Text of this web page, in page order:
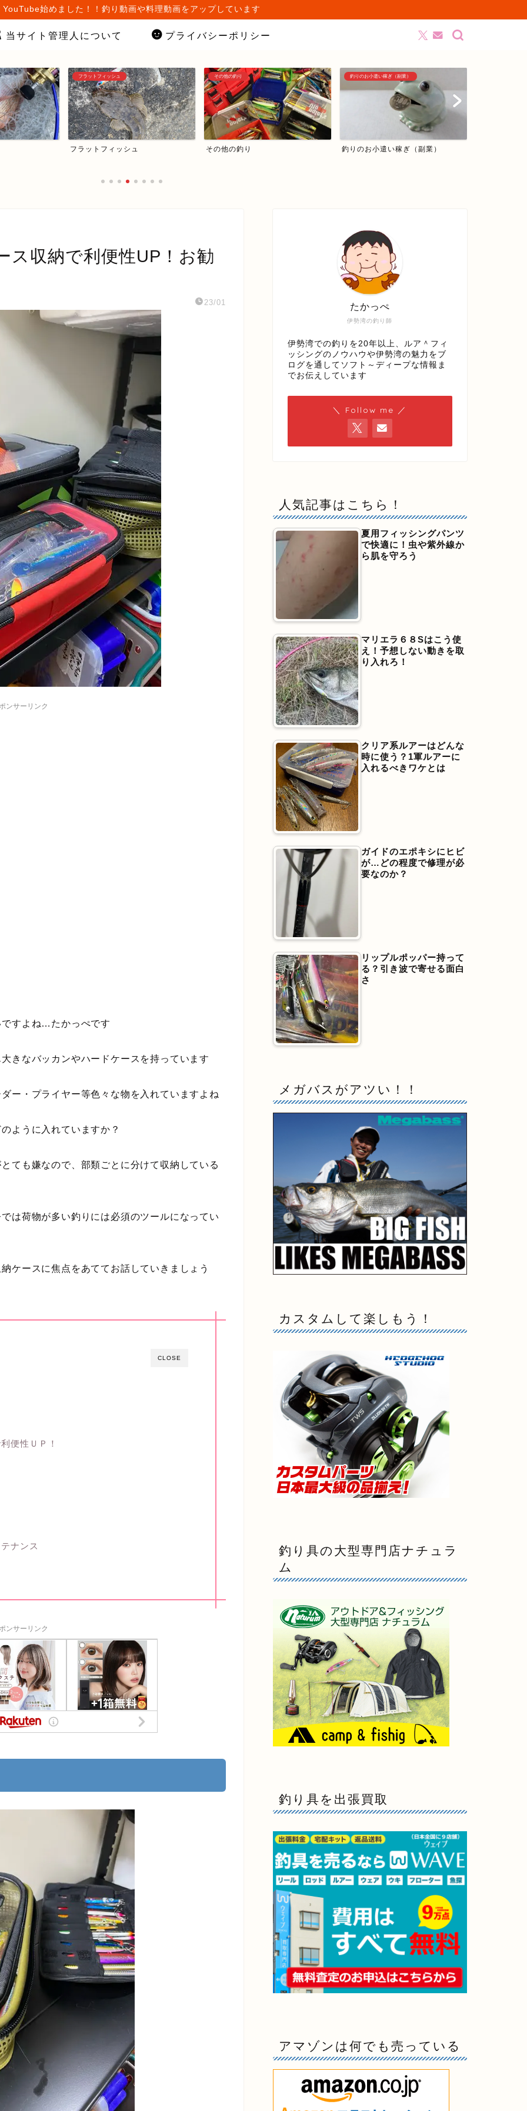
YouTube始めました！！釣り動画や料理動画をアップしています
当サイト管理人について プライバシーポリシー
フラットフィッシュ
フラットフィッシュ
その他の釣り
その他の釣り
釣りのお小遣い稼ぎ（副業）
釣りのお小遣い稼ぎ（副業）
ス収納で利便性UP！お勧
23/01
ンサーリンク
すよね…たかっぺです
きなバッカンやハードケースを持っています
ー・プライヤー等色々な物を入れていますよね
ように入れていますか？
ても嫌なので、部類ごとに分けて収納している
は荷物が多い釣りには必須のツールになってい
ケースに焦点をあててお話していきましょう
CLOSE
便性ＵＰ！
ナンス
ンサーリンク
伊勢湾の釣り師
たかっぺ
伊勢湾での釣りを20年以上、ルア＾フィ
ッシングのノウハウや伊勢湾の魅力をブ
ログを通してソフト～ディープな情報ま
でお伝えしています
＼ Follow me ／
人気記事はこちら！
夏用フィッシングパンツ
で快適に！虫や紫外線か
ら肌を守ろう
マリエラ６８Sはこう使
え！予想しない動きを取
り入れろ！
クリア系ルアーはどんな
時に使う？1軍ルアーに
入れるべきワケとは
ガイドのエポキシにヒビ
が…どの程度で修理が必
要なのか？
リップルポッパー持って
る？引き波で寄せる面白
さ
メガバスがアツい！！
カスタムして楽しもう！
釣り具の大型専門店ナチュラ
ム
釣り具を出張買取
アマゾンは何でも売っている